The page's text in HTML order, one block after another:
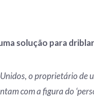
solução para
o proprietário de
com a figura do